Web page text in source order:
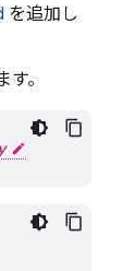
を追加し
。